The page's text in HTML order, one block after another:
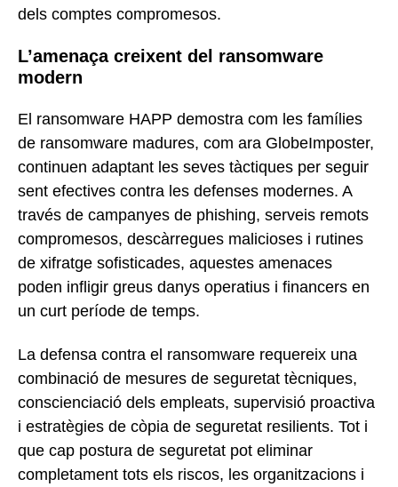
dels comptes compromesos.
L’amenaça creixent del ransomware
modern
El ransomware HAPP demostra com les famílies
de ransomware madures, com ara GlobeImposter,
continuen adaptant les seves tàctiques per seguir
sent efectives contra les defenses modernes. A
través de campanyes de phishing, serveis remots
compromesos, descàrregues malicioses i rutines
de xifratge sofisticades, aquestes amenaces
poden infligir greus danys operatius i financers en
un curt període de temps.
La defensa contra el ransomware requereix una
combinació de mesures de seguretat tècniques,
conscienciació dels empleats, supervisió proactiva
i estratègies de còpia de seguretat resilients. Tot i
que cap postura de seguretat pot eliminar
completament tots els riscos, les organitzacions i